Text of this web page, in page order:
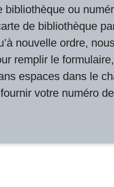
bibliothèque ou
de bibliothèque
nouvelle ordre,
remplir le
espaces dans le
votre numéro